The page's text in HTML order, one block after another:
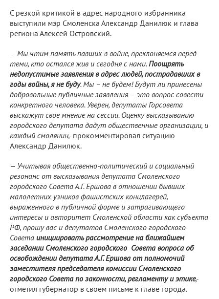
С резкой критикой в адрес народного избранника
выступили мэр Смоленска Александр Данилюк и глава
региона Алексей Островский.
— Мы чтим память павших в войне, преклоняемся перед
теми, кто остался жив и сегодня с нами.Поощрять
недопустимые заявления в адрес людей, пострадавших в
годы войны, я не буду. Мы – не будем! Будут ли принесены
добровольные публичные заявления – это вопрос совести
конкретного человека. Уверен, депутаты Горсовета
выскажут свое мнение на сессии. Оценку высказыванию
городского депутата дадут общественные организации, и
каждый смолянин,- прокомментировал ситуацию
Александр Данилюк.
— Учитывая общественно-политический и социальный
резонанс от высказывания депутата Смоленского
городского Совета А.Г. Ершова в отношении бывших
малолетних узников фашистских концлагерей,
выраженного в публичной форме и затрагивающего
интересы и авторитет Смоленской области как субъекта
РФ, прошу вас и депутатов Смоленского городского
Совета инициировать рассмотрение на ближайшем
заседании Смоленского городского Совета вопроса об
освобождении депутата А.Г. Ершова от полномочий
заместителя председателя комиссии Смоленского
городского Совета по законности, регламенту и этике,-
отметил губернатор в своем письме к главе города.